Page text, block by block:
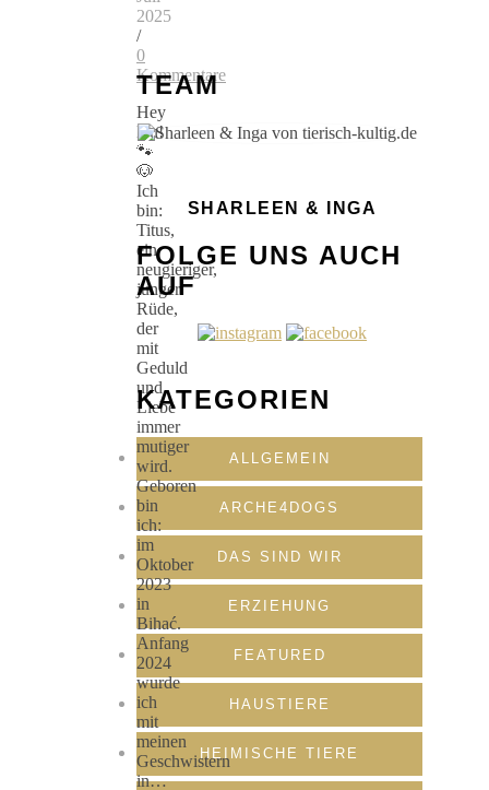
2025
/
0
Kommentare
Hey
Du!
🐾
🐶
Ich
bin:
Titus,
ein
neugieriger,
junger
Rüde,
der
mit
Geduld
und
Liebe
immer
mutiger
wird.
Geboren
bin
ich:
im
Oktober
2023
in
Bihać.
Anfang
2024
wurde
ich
mit
meinen
Geschwistern
in…
TEAM
SHARLEEN & INGA
FOLGE UNS AUCH
AUF
KATEGORIEN
ALLGEMEIN
ARCHE4DOGS
DAS SIND WIR
ERZIEHUNG
FEATURED
HAUSTIERE
HEIMISCHE TIERE